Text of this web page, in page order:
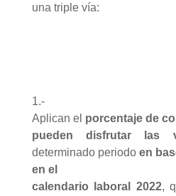
una triple vía:
1.-
Aplican el porcentaje de
pueden disfrutar las
determinado periodoen
en el
calendario laboral 2022,